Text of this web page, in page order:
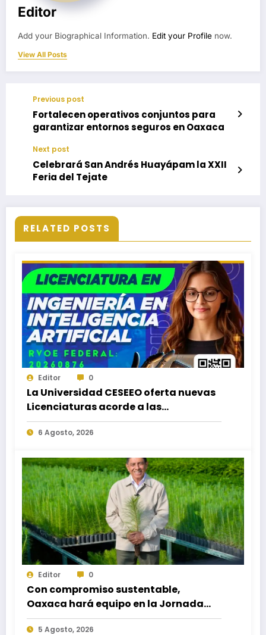
Editor
Add your Biographical Information. Edit your Profile now.
View All Posts
Previous post
Fortalecen operativos conjuntos para
garantizar entornos seguros en Oaxaca
Next post
Celebrará San Andrés Huayápam la XXII
Feria del Tejate
RELATED POSTS
Editor 0
La Universidad CESEEO oferta nuevas
Licenciaturas acorde a las
necesidades educativas de los
egresados de escuelas del nivel medio
6 Agosto, 2026
Editor 0
Con compromiso sustentable,
Oaxaca hará equipo en la Jornada
Nacional de Reforestación 2026
5 Agosto, 2026